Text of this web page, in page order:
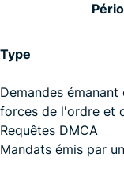
Type
Demandes
forces de l'ordre et
Requêtes DMCA
Mandats émis par